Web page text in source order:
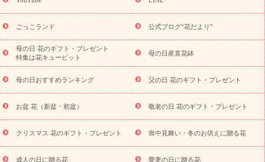
ら探す
お祝いの花特集 当日配達特急便 お祝い商品一覧
念日
結婚祝い 出産祝い 退院祝い・快気祝い
寿祝い
プチギフト ペットのお祝いフラワー
供え・お悔やみ商品一覧
お供え・お悔やみの花
四十九日法要以
降に贈る花
通夜・葬儀に贈る花
お供え お花とセットギフト
お供え プリザーブドフラワー
ペットのお供えフラワー
お盆（新
盆・初盆）
その他 お祝い返し お見舞い
お取り寄せギフト
ビジネス用
ご自宅用 観葉植物 ミディ胡蝶蘭
プリザーブ
ドフラワー
スタイルから探す アレンジメント 花束
スタ
ごっこランド 公式ブログ“花だより”
母の日 花のギフト・プレゼント
特集は花キューピット
母の日産直花鉢
母の日おすすめランキング 父の日 花のギフト・プレゼント
お盆 花（新盆・初盆） 敬老の日 花のギフト・プレゼント
クリスマス 花のギフト・プレゼント 喪中見舞い・冬のお供えに贈る花
成人の日に贈る花 愛妻の日に贈る花